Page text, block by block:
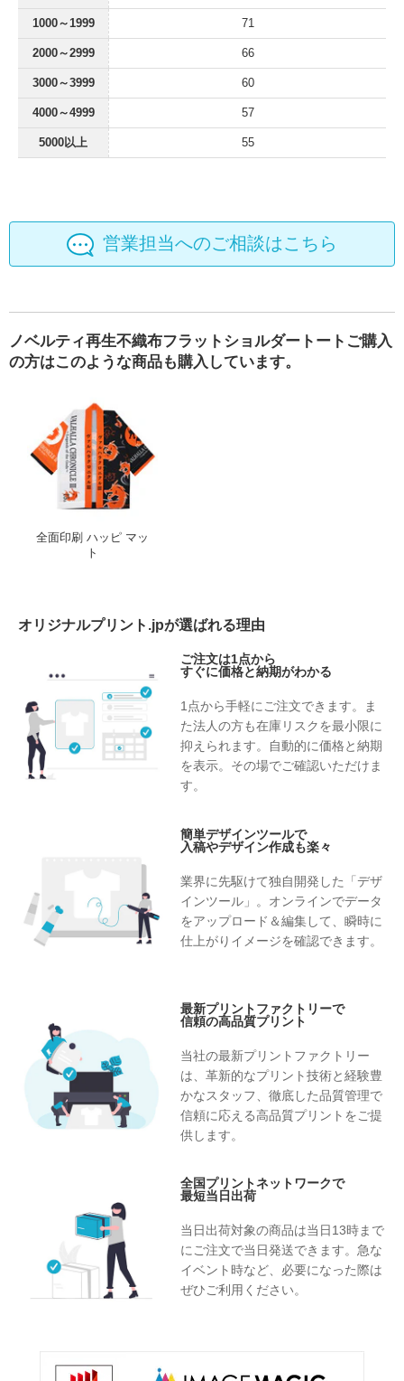
1000～1999 71
2000～2999 66
3000～3999 60
4000～4999 57
5000以上 55
営業担当へのご相談はこちら
ノベルティ再生不織布フラットショルダートートご購入
の方はこのような商品も購入しています。
全面印刷 ハッピ マッ
ト
オリジナルプリント.jpが選ばれる理由
ご注文は1点から
すぐに価格と納期がわかる
1点から手軽にご注文できます。ま
た法人の方も在庫リスクを最小限に
抑えられます。自動的に価格と納期
を表示。その場でご確認いただけま
す。
簡単デザインツールで
入稿やデザイン作成も楽々
業界に先駆けて独自開発した「デザ
インツール」。オンラインでデータ
をアップロード＆編集して、瞬時に
仕上がりイメージを確認できます。
最新プリントファクトリーで
信頼の高品質プリント
当社の最新プリントファクトリー
は、革新的なプリント技術と経験豊
かなスタッフ、徹底した品質管理で
信頼に応える高品質プリントをご提
供します。
全国プリントネットワークで
最短当日出荷
当日出荷対象の商品は当日13時まで
にご注文で当日発送できます。急な
イベント時など、必要になった際は
ぜひご利用ください。